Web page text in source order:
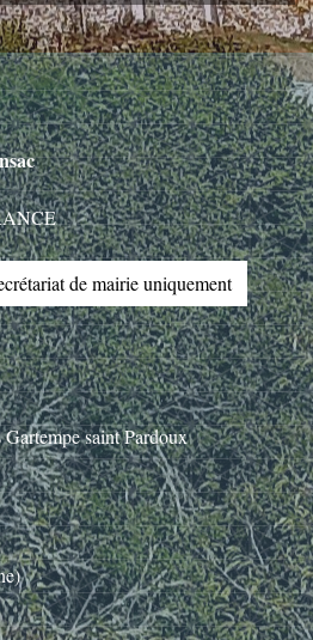
de mairie uniquement
saint Pardoux